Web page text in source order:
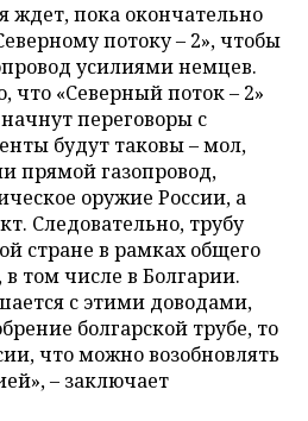
ждет, пока окончательно
потоку – 2», чтобы
усилиями немцев.
что «Северный поток – 2»
переговоры с
будут таковы – мол,
прямой газопровод,
оружие России, а
Следовательно, трубу
стране в рамках общего
в том числе в Болгарии.
с этими доводами,
болгарской трубе, то
что можно возобновлять
– заключает